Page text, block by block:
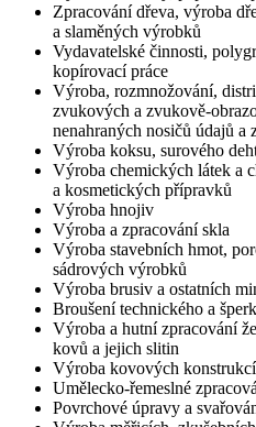
Zpracování dřeva, výroba
a slaměných výrobků
Vydavatelské činnosti,
kopírovací práce
Výroba, rozmnožování,
zvukových a zvukově-
nenahraných nosičů údajů a
Výroba koksu, surového
Výroba chemických látek a
a kosmetických přípravků
Výroba hnojiv
Výroba a zpracování skla
Výroba stavebních hmot,
sádrových výrobků
Výroba brusiv a ostatních
Broušení technického a
Výroba a hutní zpracování
kovů a jejich slitin
Výroba kovových
Umělecko-řemeslné
Povrchové úpravy a